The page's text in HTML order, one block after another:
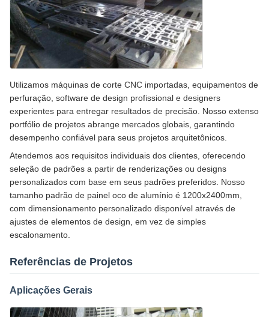
Utilizamos máquinas de corte CNC importadas, equipamentos de
perfuração, software de design profissional e designers
experientes para entregar resultados de precisão. Nosso extenso
portfólio de projetos abrange mercados globais, garantindo
desempenho confiável para seus projetos arquitetônicos.
Atendemos aos requisitos individuais dos clientes, oferecendo
seleção de padrões a partir de renderizações ou designs
personalizados com base em seus padrões preferidos. Nosso
tamanho padrão de painel oco de alumínio é 1200x2400mm,
com dimensionamento personalizado disponível através de
ajustes de elementos de design, em vez de simples
escalonamento.
Referências de Projetos
Aplicações Gerais